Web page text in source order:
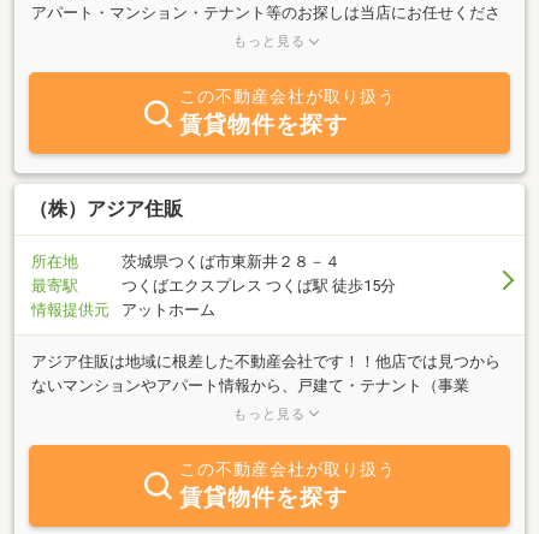
アパート・マンション・テナント等のお探しは当店にお任せくださ
い。賃貸情報数が豊富です。ハウスメイトの目立つ看板がお迎えい
もっと見る
この不動産会社が取り扱う
賃貸物件を探す
（株）アジア住販
所在地
茨城県つくば市東新井２８－４
最寄駅
つくばエクスプレス つくば駅 徒歩15分
情報提供元
アットホーム
アジア住販は地域に根差した不動産会社です！！他店では見つから
ないマンションやアパート情報から、戸建て・テナント（事業
用）・駐車場まで掘り出し物件多数。是非お問い合わせくださ
もっと見る
この不動産会社が取り扱う
賃貸物件を探す